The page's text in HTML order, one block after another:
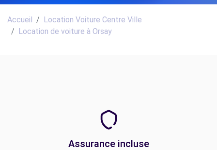
Accueil
Location Voiture Centre Ville
Location de voiture à Orsay
Assurance incluse